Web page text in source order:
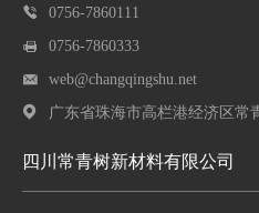
0756-7860111
0756-7860333
web@changqingshu.net
广东省珠海市高栏港经济区常
四川常青树新材料有限公司